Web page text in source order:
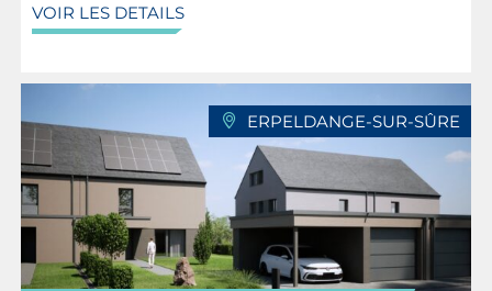
VOIR LES DETAILS
ERPELDANGE-SUR-SÛRE